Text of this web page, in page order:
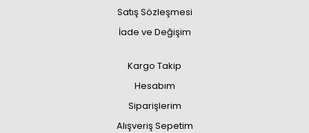
Satış Sözleşmesi
İade ve Değişim
Kargo Takip
Hesabım
Siparişlerim
Alışveriş Sepetim